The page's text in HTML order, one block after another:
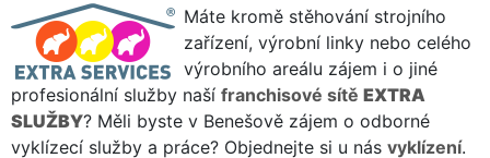
Máte kromě stěhování strojního
zařízení, výrobní linky nebo celého
výrobního areálu zájem i o jiné
profesionální služby naší franchisové sítě EXTRA
SLUŽBY? Měli byste v Benešově zájem o odborné
vyklízecí služby a práce? Objednejte si u nás vyklízení.